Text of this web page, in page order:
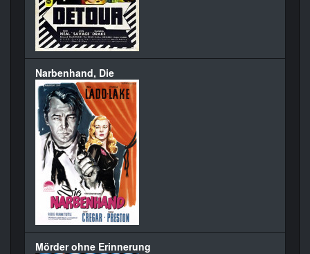
Narbenhand, Die
Mörder ohne Erinnerung